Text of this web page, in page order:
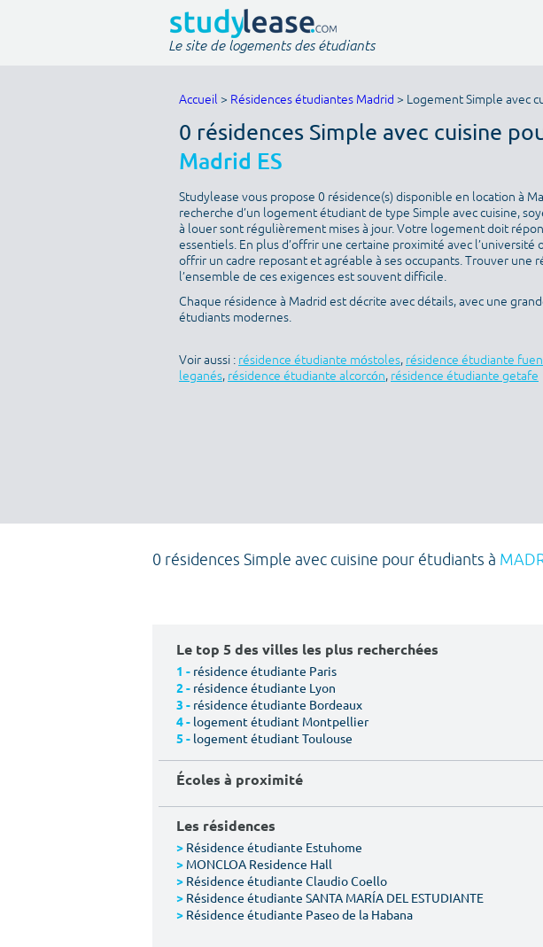
Le site de logements des étudiants
Accueil > Résidences étudiantes Madrid > Logement Simple avec
0 résidences Simple avec cuisine
Madrid ES
Studylease vous propose 0 résidence(s) disponible en location à
recherche d’un logement étudiant de type Simple avec cuisine,
à louer sont régulièrement mises à jour. Votre logement doit
essentiels. En plus d’offrir une certaine proximité avec l’université
offrir un cadre reposant et agréable à ses occupants. Trouver une
l’ensemble de ces exigences est souvent difficile.
Chaque résidence à Madrid est décrite avec détails, avec une
étudiants modernes.
Voir aussi : résidence étudiante móstoles, résidence étudiante
leganés, résidence étudiante alcorcón, résidence étudiante getafe
0 résidences Simple avec cuisine pour étudiants à
Le top 5 des villes les plus recherchées
1 - résidence étudiante Paris
2 - résidence étudiante Lyon
3 - résidence étudiante Bordeaux
4 - logement étudiant Montpellier
5 - logement étudiant Toulouse
Écoles à proximité
Les résidences
> Résidence étudiante Estuhome
> MONCLOA Residence Hall
> Résidence étudiante Claudio Coello
> Résidence étudiante SANTA MARÍA DEL ESTUDIANTE
> Résidence étudiante Paseo de la Habana